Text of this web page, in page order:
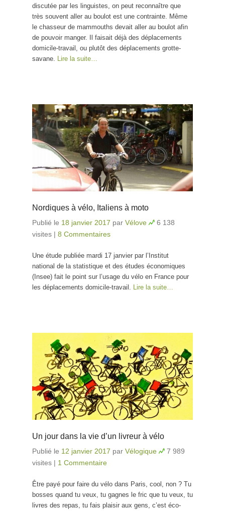
discutée par les linguistes, on peut reconnaître que
très souvent aller au boulot est une contrainte. Même
le chasseur de mammouths devait aller au boulot afin
de pouvoir manger. Il faisait déjà des déplacements
domicile-travail, ou plutôt des déplacements grotte-
savane. Lire la suite…
Nordiques à vélo, Italiens à moto
Publié le 18 janvier 2017 par Vélove
6 138
visites | 8 Commentaires
Une étude publiée mardi 17 janvier par l’Institut
national de la statistique et des études économiques
(Insee) fait le point sur l’usage du vélo en France pour
les déplacements domicile-travail.
Lire la suite…
Un jour dans la vie d’un livreur à vélo
Publié le 12 janvier 2017 par Vélogique
7 989
visites | 1 Commentaire
Être payé pour faire du vélo dans Paris, cool, non ? Tu
bosses quand tu veux, tu gagnes le fric que tu veux, tu
livres des repas, tu fais plaisir aux gens, c’est éco-